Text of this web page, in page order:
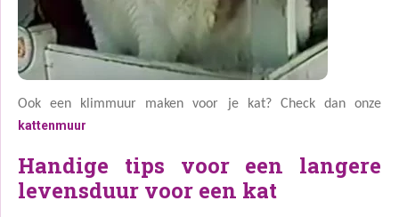
Ook een klimmuur maken voor je kat? Check dan onze
kattenmuur
Handige tips voor een langere
levensduur voor een kat